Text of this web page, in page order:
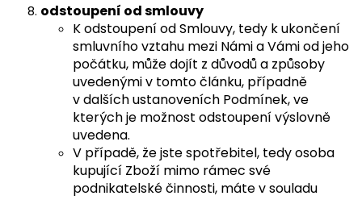
odstoupení od smlouvy
K odstoupení od Smlouvy, tedy k ukončení
smluvního vztahu mezi Námi a Vámi od jeho
počátku, může dojít z důvodů a způsoby
uvedenými v tomto článku, případně
v dalších ustanoveních Podmínek, ve
kterých je možnost odstoupení výslovně
uvedena.
V případě, že jste spotřebitel, tedy osoba
kupující Zboží mimo rámec své
podnikatelské činnosti, máte v souladu